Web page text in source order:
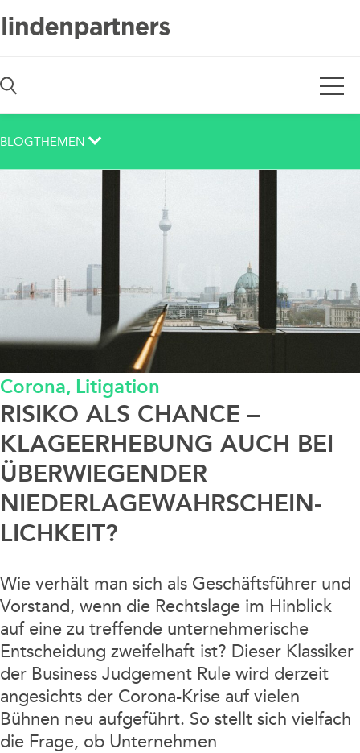
De
BLOGTHEMEN
Corona
Corporate
Data / Media / IT
Finanzierung / Bank / Kapitalmarkt
Fintech/Crypto
Litigation
Real Estate
Steuern / Bilanz
Sustainable Finance
Unternehmen
Corona, Litigation
RISIKO ALS CHANCE –
KLAGEERHEBUNG AUCH BEI
ÜBERWIEGENDER
NIEDERLAGE­WAHR­SCHEIN­
LICH­KEIT?
Wie verhält man sich als Geschäftsführer und
Vorstand, wenn die Rechtslage im Hinblick
auf eine zu treffende unternehmerische
Entscheidung zweifelhaft ist? Dieser Klassiker
der Business Judgement Rule wird derzeit
angesichts der Corona-Krise auf vielen
Bühnen neu aufgeführt. So stellt sich vielfach
die Frage, ob Unternehmen